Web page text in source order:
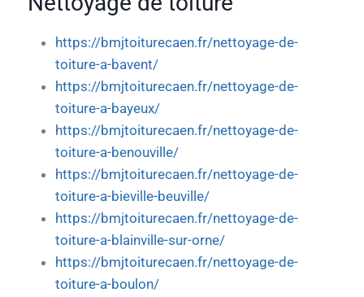
https://bmjtoiturecaen.fr/nettoyage-de-
toiture-a-bavent/
https://bmjtoiturecaen.fr/nettoyage-de-
toiture-a-bayeux/
https://bmjtoiturecaen.fr/nettoyage-de-
toiture-a-benouville/
https://bmjtoiturecaen.fr/nettoyage-de-
toiture-a-bieville-beuville/
https://bmjtoiturecaen.fr/nettoyage-de-
toiture-a-blainville-sur-orne/
https://bmjtoiturecaen.fr/nettoyage-de-
toiture-a-boulon/